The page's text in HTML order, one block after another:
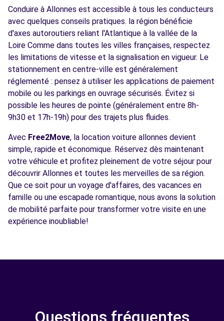
Conduire à Allonnes est accessible à tous les conducteurs
avec quelques conseils pratiques. la région bénéficie
d'axes autoroutiers reliant l'Atlantique à la vallée de la
Loire Comme dans toutes les villes françaises, respectez
les limitations de vitesse et la signalisation en vigueur. Le
stationnement en centre-ville est généralement
réglementé : pensez à utiliser les applications de paiement
mobile ou les parkings en ouvrage sécurisés. Évitez si
possible les heures de pointe (généralement entre 8h-
9h30 et 17h-19h) pour des trajets plus fluides.
Avec Free2Move, la location voiture allonnes devient
simple, rapide et économique. Réservez dès maintenant
votre véhicule et profitez pleinement de votre séjour pour
découvrir Allonnes et toutes les merveilles de sa région.
Que ce soit pour un voyage d'affaires, des vacances en
famille ou une escapade romantique, nous avons la solution
de mobilité parfaite pour transformer votre visite en une
expérience inoubliable!
Questions fréquentes